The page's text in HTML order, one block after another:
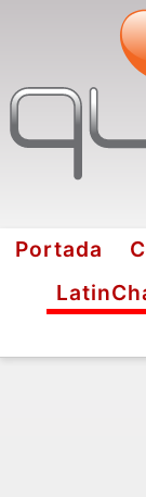
Portada